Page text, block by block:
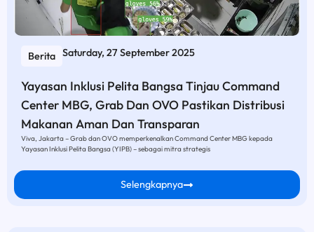
Berita Saturday, 27 September 2025
Yayasan Inklusi Pelita Bangsa Tinjau Command
Center MBG, Grab Dan OVO Pastikan Distribusi
Makanan Aman Dan Transparan
Viva, Jakarta – Grab dan OVO memperkenalkan Command Center MBG kepada
Yayasan Inklusi Pelita Bangsa (YIPB) – sebagai mitra strategis
Selengkapnya